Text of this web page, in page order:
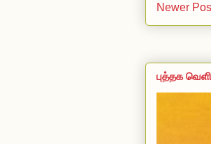
Newer
புத்தக